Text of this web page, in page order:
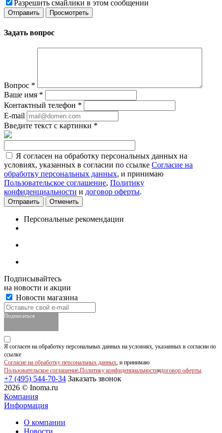
Разрешить смайлики в этом сообщении
Задать вопрос
Вопрос *
Ваше имя *
Контактный телефон *
E-mail
Введите текст с картинки *
Я согласен на обработку персональных данных на
условиях, указанных в согласии по ссылке Согласие на
обработку персональных данных, и принимаю
Пользовательское соглашение, Политику
конфиденциальности и договор оферты.
Отменить
Персональные рекомендации
Подписывайтесь
на новости и акции
Новости магазина
Подписаться
Я согласен на обработку персональных данных на условиях, указанных в согласии по
ссылке
Согласие на обработку персональных данных, и принимаю
Пользовательское соглашение,Политику конфиденциальностиидоговор оферты.
+7 (495) 544-70-34 Заказать звонок
2026 © Inoma.ru
Компания
Информация
О компании